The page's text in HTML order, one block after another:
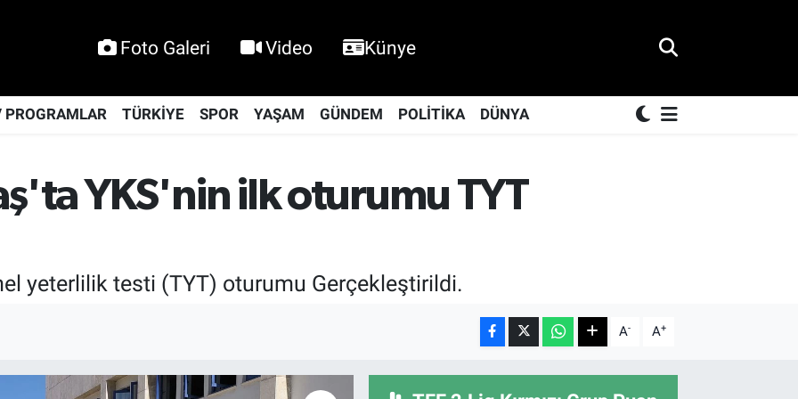
Foto Galeri Video Künye
PROGRAMLAR TÜRKİYE SPOR YAŞAM GÜNDEM POLİTİKA DÜNYA
YKS'nin ilk oturumu TYT
yeterlilik testi (TYT) oturumu Gerçekleştirildi.
A- A+